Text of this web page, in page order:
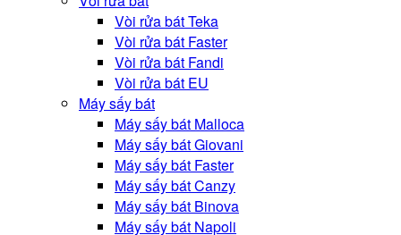
Vòi rửa bát Teka
Vòi rửa bát Faster
Vòi rửa bát Fandi
Vòi rửa bát EU
Máy sấy bát
Máy sấy bát Malloca
Máy sấy bát Giovani
Máy sấy bát Faster
Máy sấy bát Canzy
Máy sấy bát Binova
Máy sấy bát Napoli